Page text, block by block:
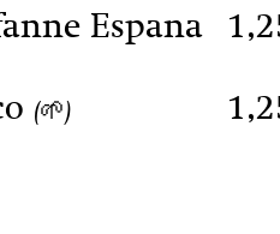
Espana
(🌱)